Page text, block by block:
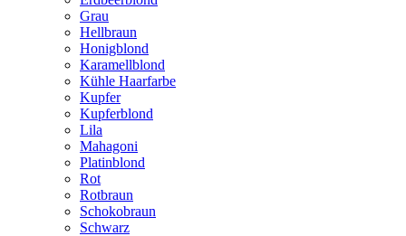
Grau
Hellbraun
Honigblond
Karamellblond
Kühle Haarfarbe
Kupfer
Kupferblond
Lila
Mahagoni
Platinblond
Rot
Rotbraun
Schokobraun
Schwarz